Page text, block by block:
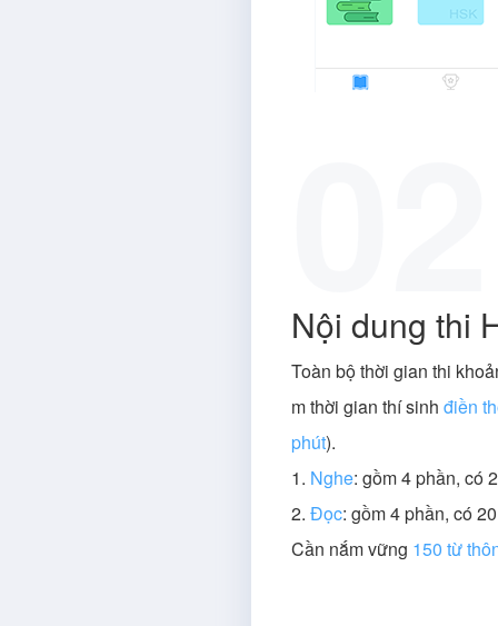
Nội dung thi
Toàn bộ thời gian thi
m thời gian thí sinh điền
phút).
1. Nghe: gồm 4 phần, có
2. Đọc: gồm 4 phần, có
Cần nắm vững 150 từ